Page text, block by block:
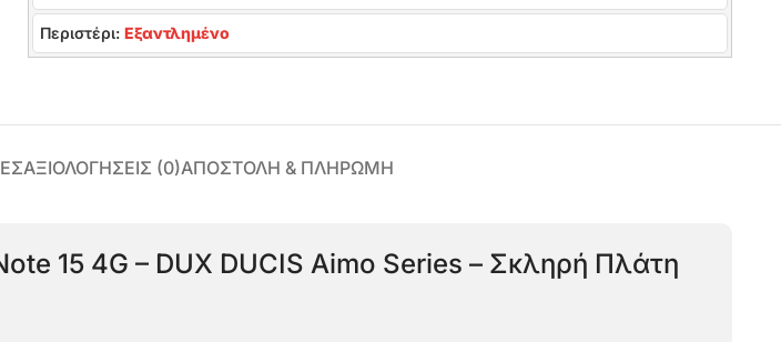
Περιστέρι: Εξαντλημένο
ΑΞΙΟΛΟΓΉΣΕΙΣ (0)ΑΠΟΣΤΟΛΗ & ΠΛΗΡΩΜΗ
15 4G – DUX DUCIS Aimo Series – Σκληρή Πλάτη